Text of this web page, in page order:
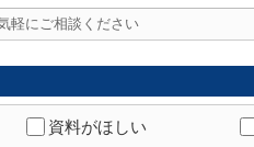
軽にご相談ください
資料がほしい